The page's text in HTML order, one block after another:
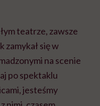
teatrze, zawsze
zamykał się w
na scenie
po spektaklu
jesteśmy